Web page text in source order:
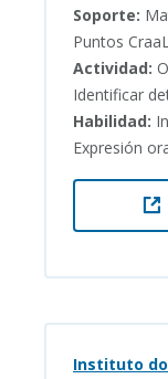
Soporte:
Puntos
Actividad:
Identificar
Habilidad:
Expresión
Instituto do